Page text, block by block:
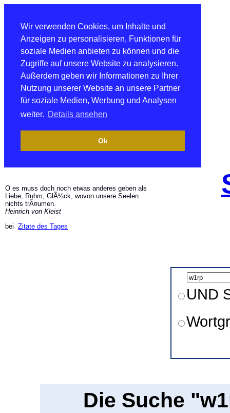
Wir verwenden Cookies, um Inhalte und
Anzeigen zu personalisieren, Funktionen für
soziale Medien anbieten zu können und die
Zugriffe auf unsere Website zu analysieren.
Außerdem geben wir Informationen zu Ihrer
Nutzung unserer Website an unsere Partner
für soziale Medien, Werbung und Analysen
weiter. Details ansehen
Ok
O es muss doch noch etwas anderes geben als
Liebe, Ruhm, GlÃ¼ck, wovon unsere Seelen
nichts trÃ¤umen.
Heinrich von Kleist
bei Zitate des Tages
UND
Die Suche